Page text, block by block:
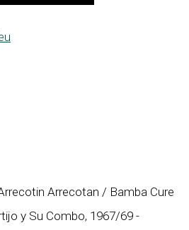
Arrecotan / Bamba Cure
y Su Combo, 1967/69 -